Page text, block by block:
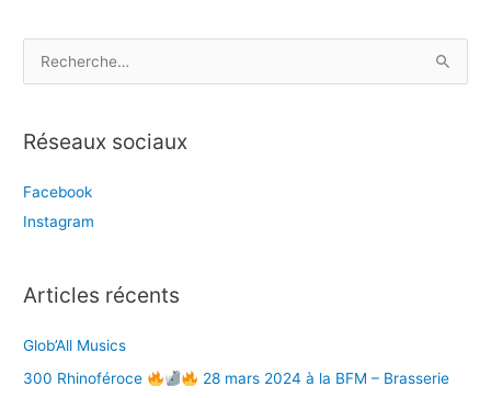
e
h
r
c
e
:
Réseaux sociaux
Facebook
Instagram
Articles récents
Glob’All Musics
300 Rhinoféroce
28 mars 2024 à la BFM – Brasserie